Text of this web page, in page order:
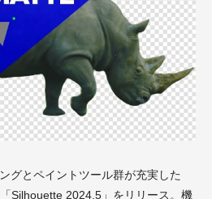
グとペイントツール群が充実した
Silhouette 2024.5」をリリース。機